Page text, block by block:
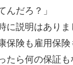
んだろ？」
に説明はありま
保険も雇用保
たら何の保証